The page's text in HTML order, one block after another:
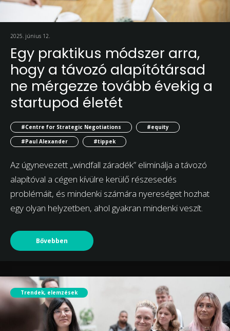
2025. június 12.
Egy praktikus módszer arra,
hogy a távozó alapítótársad
ne mérgezze tovább évekig a
startupod életét
#Centre for Strategic Negotiations
#equity
#Paul Alexander
#tippek
Az úgynevezett „windfall záradék” eliminálja a távozó
alapítóval a cégen kívülre kerülő részesedés
problémáit, és mindenki számára nyereséget hozhat
egy olyan helyzetben, ahol gyakran mindenki veszít.
Bővebben
Trendek, elemzések